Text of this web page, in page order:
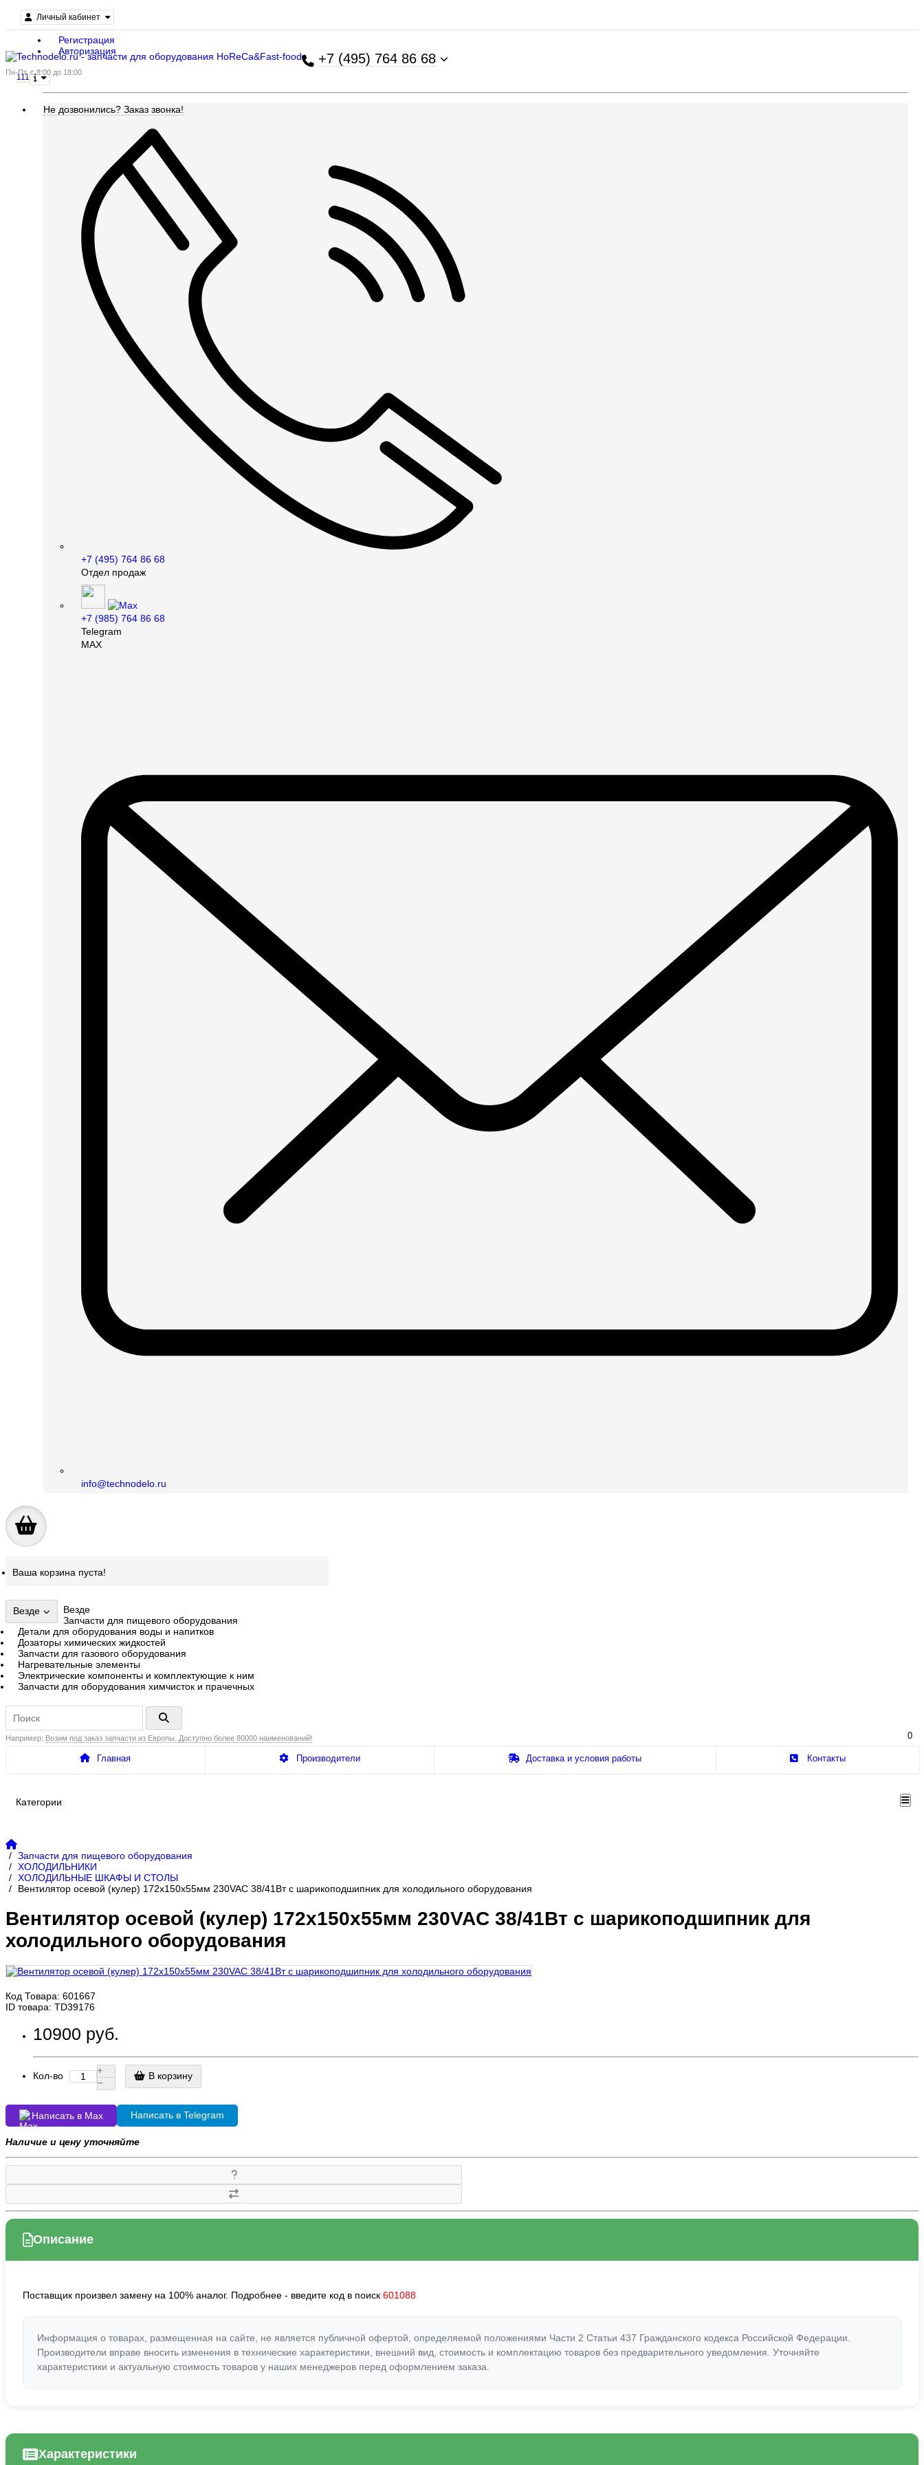
Личный кабинет
Регистрация
Авторизация
111
+7 (495) 764 86 68
Пн-Пт, с 8:00 до 18:00
Не дозвонились? Заказ звонка!
+7 (495) 764 86 68
Отдел продаж
+7 (985) 764 86 68
Telegram
MAX
info@technodelo.ru
0
Ваша корзина пуста!
Везде
Везде
Запчасти для пищевого оборудования
Детали для оборудования воды и напитков
Дозаторы химических жидкостей
Запчасти для газового оборудования
Нагревательные элементы
Электрические компоненты и комплектующие к ним
Запчасти для оборудования химчисток и прачечных
Например: Возим под заказ запчасти из Европы. Доступно более 80000 наименований!
Главная Производители Доставка и условия работы Контакты
Категории
Запчасти для пищевого оборудования
ХОЛОДИЛЬНИКИ
ХОЛОДИЛЬНЫЕ ШКАФЫ И СТОЛЫ
Вентилятор осевой (кулер) 172x150x55мм 230VAC 38/41Вт с шарикоподшипник для холодильного оборудования
Вентилятор осевой (кулер) 172x150x55мм 230VAC 38/41Вт с шарикоподшипник для
холодильного оборудования
Код Товара: 601667
ID товара: TD39176
10900 руб.
Кол-во В корзину
Написать в Max Написать в Telegram
Наличие и цену уточняйте
Описание
Поставщик произвел замену на 100% аналог. Подробнее - введите код в поиск 601088
Информация о товарах, размещенная на сайте, не является публичной офертой, определяемой положениями Части 2 Статьи 437 Гражданского кодекса Российской Федерации.
Производители вправе вносить изменения в технические характеристики, внешний вид, стоимость и комплектацию товаров без предварительного уведомления. Уточняйте
характеристики и актуальную стоимость товаров у наших менеджеров перед оформлением заказа.
Характеристики